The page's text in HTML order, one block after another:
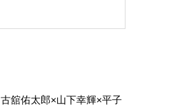
古舘佑太郎×山下幸輝×平子